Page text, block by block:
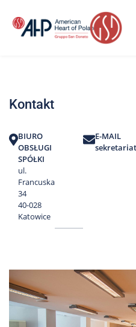
treści
Strefa
Edukacja
Pacjenta
O
nas
Marki
Nas
Kariera
Galeria
Kontakt
BIURO
OBSŁUGI
SPÓŁKI
ul.
Francuska
34
40-028
Katowice
E-MAIL